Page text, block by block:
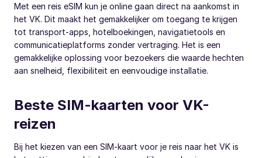
Met een reis eSIM kun je online gaan direct na aankomst in
het VK. Dit maakt het gemakkelijker om toegang te krijgen
tot transport-apps, hotelboekingen, navigatietools en
communicatieplatforms zonder vertraging. Het is een
gemakkelijke oplossing voor bezoekers die waarde hechten
aan snelheid, flexibiliteit en eenvoudige installatie.
Beste SIM-kaarten voor VK-
reizen
Bij het kiezen van een SIM-kaart voor je reis naar het VK is